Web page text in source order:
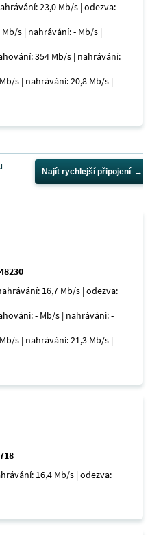
23,0 Mb/s | odezva:
s | nahrávání: - Mb/s |
354 Mb/s | nahrávání:
s | nahrávání: 20,8 Mb/s |
Najít rychlejší připojení
48230
16,7 Mb/s | odezva:
- Mb/s | nahrávání: -
s | nahrávání: 21,3 Mb/s |
16,4 Mb/s | odezva: